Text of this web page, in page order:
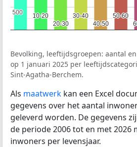
10-20
10-20
20-30
20-30
30-40
30-40
40-50
40-50
50-60
50-60
500
500
Bevolking, leeftijdsgroepen: aantal
op 1 januari 2025 per
Sint-Agatha-Berchem.
Als maatwerk kan een Excel
gegevens over het aantal
geleverd worden. De gegevens
de periode 2006 tot en met 2026
inwoners per levensjaar.